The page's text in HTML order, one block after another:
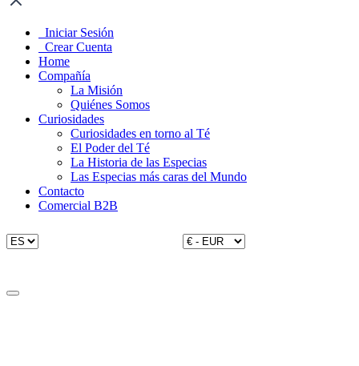
Iniciar Sesión
Crear Cuenta
Home
Compañía
La Misión
Quiénes Somos
Curiosidades
Curiosidades en torno al Té
El Poder del Té
La Historia de las Especias
Las Especias más caras del Mundo
Contacto
Comercial B2B